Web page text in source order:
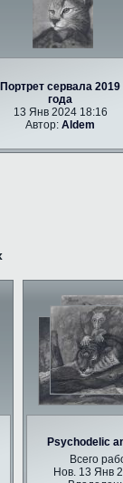
Портрет сервала 2019
года
13 Янв 2024 18:16
Автор:Aldem
Psychodelic
Всего
Нов. 13 Янв